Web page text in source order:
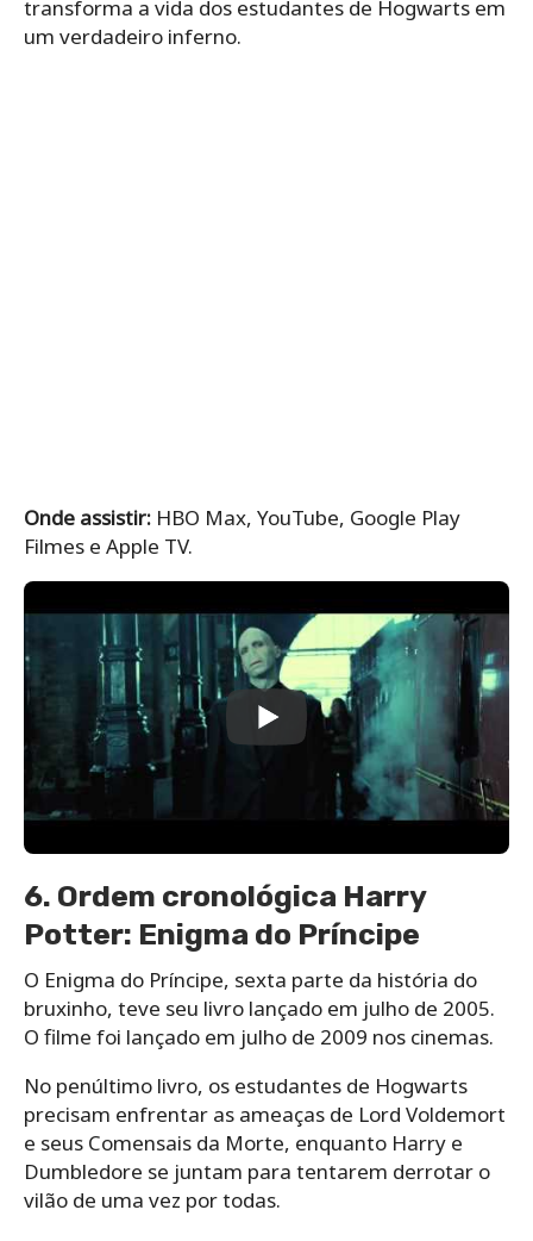
transforma a vida dos estudantes de Hogwarts em
um verdadeiro inferno.
Onde assistir: HBO Max, YouTube, Google Play
Filmes e Apple TV.
6. Ordem cronológica Harry
Potter: Enigma do Príncipe
O Enigma do Príncipe, sexta parte da história do
bruxinho, teve seu livro lançado em julho de 2005.
O filme foi lançado em julho de 2009 nos cinemas.
No penúltimo livro, os estudantes de Hogwarts
precisam enfrentar as ameaças de Lord Voldemort
e seus Comensais da Morte, enquanto Harry e
Dumbledore se juntam para tentarem derrotar o
vilão de uma vez por todas.